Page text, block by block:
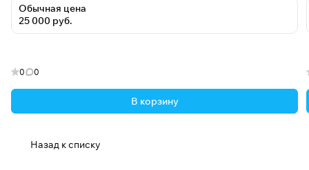
Обычная цена
25 000 руб.
0 0
В корзину
Назад к списку